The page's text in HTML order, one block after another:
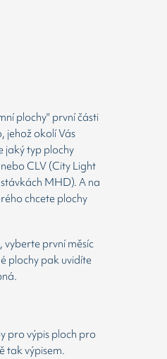
plochy" první části
jehož okolí Vás
jaký typ plochy
CLV (City Light
MHD). A na
chcete plochy
vyberte první měsíc
plochy pak uvidíte
pro výpis ploch pro
tak výpisem.